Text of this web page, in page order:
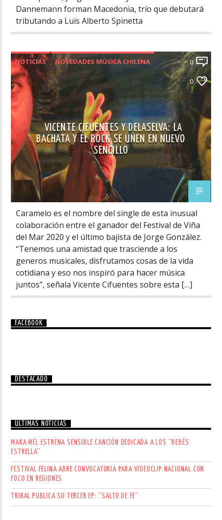
Dannemann forman Macedonia, trío que debutará
tributando a Luis Alberto Spinetta
NOTICIAS
NOVEDADES MÚSICA CHILENA
VIDEOS
0
0
VICENTE CIFUENTES Y DELASELVA: LA
BACHATA Y EL ROCK SE UNEN EN NUEVO
SENCILLO
Caramelo es el nombre del single de esta inusual
colaboración entre el ganador del Festival de Viña
del Mar 2020 y el último bajista de Jorge González.
“Tenemos una amistad que trasciende a los
generos musicales, disfrutamos cosas de la vida
cotidiana y eso nos inspiró para hacer música
juntos”, señala Vicente Cifuentes sobre esta […]
FACEBOOK
DESTACADO
ÚLTIMAS NOTICIAS
MAKA MEL ESTRENA SENSIBLE CANCIÓN DEDICADA A LOS “BEBÉS
ESTRELLA”
FESTIVAL FELINA ABRE CONVOCATORIA PARA VIDEOCLIP NACIONAL CON
FOCO EN REGIONES
TRIKAL PUBLICA SU TERCER EP: “SALTO DE FE”